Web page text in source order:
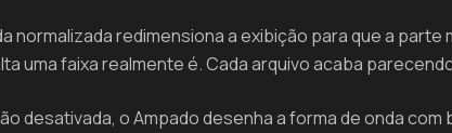
normalizada redimensiona a exibição para que a
uma faixa realmente é. Cada arquivo acaba
desativada, o Ampado desenha a forma de onda